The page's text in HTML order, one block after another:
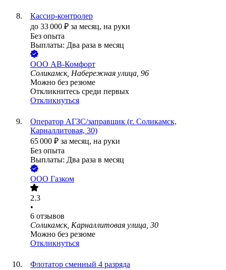
Кассир-контролер
до 33 000 ₽ за месяц, на руки
Без опыта
Выплаты: Два раза в месяц
ООО АВ-Комфорт
Соликамск, Набережная улица, 96
Можно без резюме
Откликнитесь среди первых
Откликнуться
Оператор АГЗС/заправщик (г. Соликамск,
Карналлитовая, 30)
65 000 ₽ за месяц, на руки
Без опыта
Выплаты: Два раза в месяц
ООО Газком
2.3
•
6 отзывов
Соликамск, Карналлитовая улица, 30
Можно без резюме
Откликнуться
Флотатор сменный 4 разряда